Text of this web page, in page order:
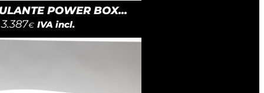
POWER BOX...
3.387€ IVA incl.